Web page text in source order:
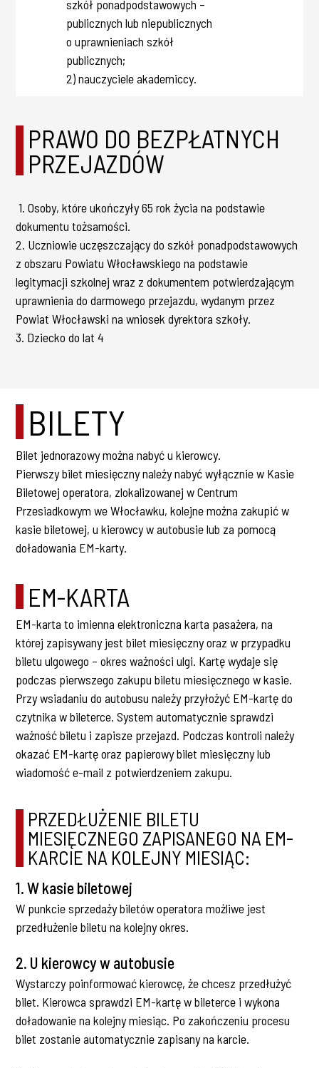
szkół ponadpodstawowych –
publicznych lub niepublicznych
o uprawnieniach szkół
publicznych;
2) nauczyciele akademiccy.
PRAWO DO BEZPŁATNYCH
PRZEJAZDÓW
1. Osoby, które ukończyły 65 rok życia na podstawie
dokumentu tożsamości.
2. Uczniowie uczęszczający do szkół ponadpodstawowych
z obszaru Powiatu Włocławskiego na podstawie
legitymacji szkolnej wraz z dokumentem potwierdzającym
uprawnienia do darmowego przejazdu, wydanym przez
Powiat Włocławski na wniosek dyrektora szkoły.
3. Dziecko do lat 4
BILETY
Bilet jednorazowy można nabyć u kierowcy.
Pierwszy bilet miesięczny należy nabyć wyłącznie w Kasie
Biletowej operatora, zlokalizowanej w Centrum
Przesiadkowym we Włocławku, kolejne można zakupić w
kasie biletowej, u kierowcy w autobusie lub za pomocą
doładowania EM-karty.
EM-KARTA
EM-karta to imienna elektroniczna karta pasażera, na
której zapisywany jest bilet miesięczny oraz w przypadku
biletu ulgowego – okres ważności ulgi. Kartę wydaje się
podczas pierwszego zakupu biletu miesięcznego w kasie.
Przy wsiadaniu do autobusu należy przyłożyć EM-kartę do
czytnika w bileterce. System automatycznie sprawdzi
ważność biletu i zapisze przejazd. Podczas kontroli należy
okazać EM-kartę oraz papierowy bilet miesięczny lub
wiadomość e-mail z potwierdzeniem zakupu.
PRZEDŁUŻENIE BILETU
MIESIĘCZNEGO ZAPISANEGO NA EM-
KARCIE NA KOLEJNY MIESIĄC:
1. W kasie biletowej
W punkcie sprzedaży biletów operatora możliwe jest
przedłużenie biletu na kolejny okres.
2. U kierowcy w autobusie
Wystarczy poinformować kierowcę, że chcesz przedłużyć
bilet. Kierowca sprawdzi EM-kartę w bileterce i wykona
doładowanie na kolejny miesiąc. Po zakończeniu procesu
bilet zostanie automatycznie zapisany na karcie.